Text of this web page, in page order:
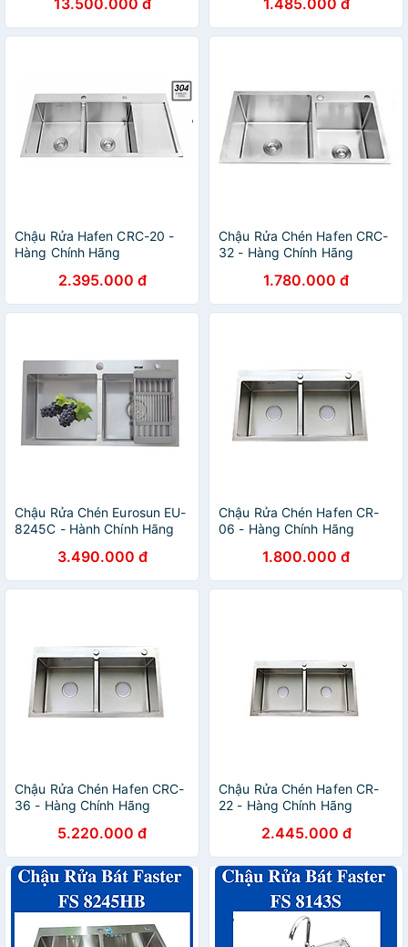
13.500.000 đ 1.485.000 đ
Chậu Rửa Hafen CRC-20 -
Hàng Chính Hãng
2.395.000 đ
Chậu Rửa Chén Hafen CRC-
32 - Hàng Chính Hãng
1.780.000 đ
Chậu Rửa Chén Eurosun EU-
8245C - Hành Chính Hãng
3.490.000 đ
Chậu Rửa Chén Hafen CR-
06 - Hàng Chính Hãng
1.800.000 đ
Chậu Rửa Chén Hafen CRC-
36 - Hàng Chính Hãng
5.220.000 đ
Chậu Rửa Chén Hafen CR-
22 - Hàng Chính Hãng
2.445.000 đ